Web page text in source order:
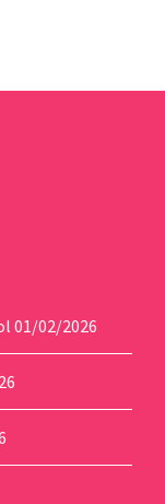
01/02/2026